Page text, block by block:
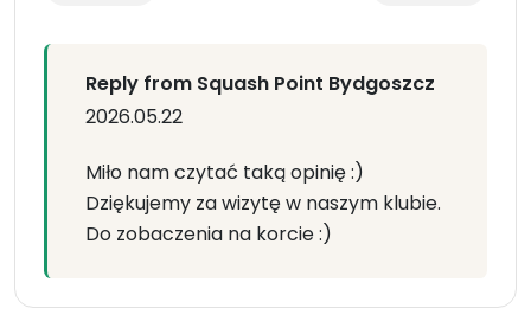
Reply from Squash Point Bydgoszcz
2026.05.22
Miło nam czytać taką opinię :)
Dziękujemy za wizytę w naszym klubie.
Do zobaczenia na korcie :)